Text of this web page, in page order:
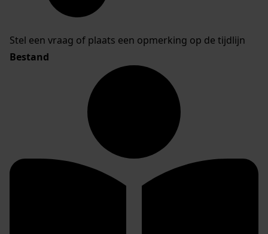
Stel een vraag of plaats een opmerking op de tijdlijn
Bestand